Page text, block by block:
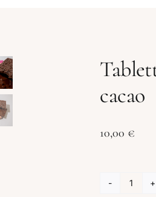
cacao
10,00 €